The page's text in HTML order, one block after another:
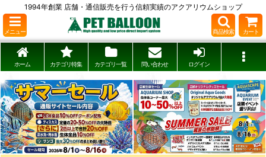
1994年創業 店舗・通信販売を行う信頼実績のアクアリウムショップ
メニュー 商品検索 カート
ホーム カテゴリ特集 カテゴリ一覧 問い合わせ ログイン